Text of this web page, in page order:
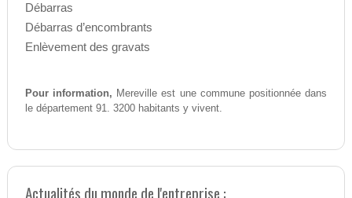
Débarras
Débarras d’encombrants
Enlèvement des gravats
Pour information, Mereville est une commune positionnée dans
le département 91. 3200 habitants y vivent.
Actualités du monde de l'entreprise :